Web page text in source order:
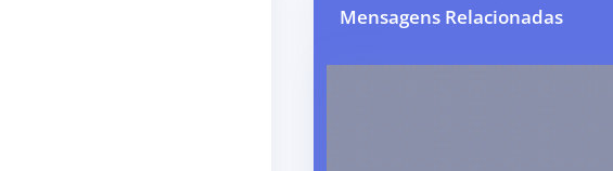
Mensagens Relacionadas